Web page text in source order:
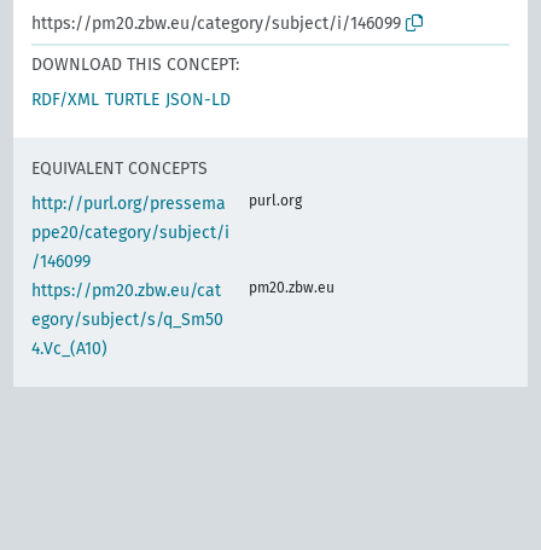
https://pm20.zbw.eu/category/subject/i/146099
DOWNLOAD THIS CONCEPT:
RDF/XML TURTLE JSON-LD
EQUIVALENT CONCEPTS
http://purl.org/pressema
ppe20/category/subject/i
/146099
purl.org
https://pm20.zbw.eu/cat
egory/subject/s/q_Sm50
4.Vc_(A10)
pm20.zbw.eu